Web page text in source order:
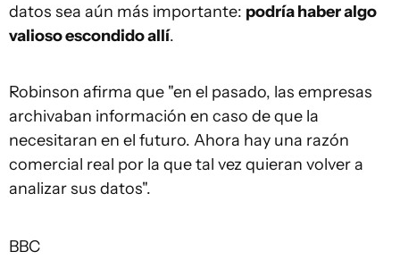
datos sea aún más importante: podría haber algo
valioso escondido allí.
Robinson afirma que "en el pasado, las empresas
archivaban información en caso de que la
necesitaran en el futuro. Ahora hay una razón
comercial real por la que tal vez quieran volver a
analizar sus datos".
BBC